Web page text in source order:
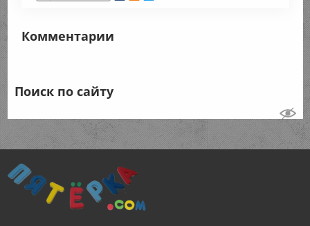
Комментарии
Поиск по сайту